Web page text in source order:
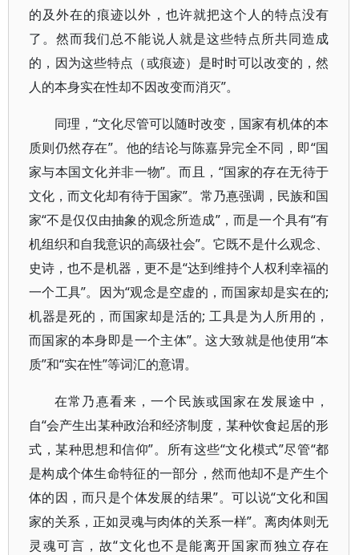
的及外在的痕迹以外，也许就把这个人的特点没有
了。然而我们总不能说人就是这些特点所共同造成
的，因为这些特点（或痕迹）是时时可以改变的，然
人的本身实在性却不因改变而消灭”。
同理，“文化尽管可以随时改变，国家有机体的本
质则仍然存在”。他的结论与陈嘉异完全不同，即“国
家与本国文化并非一物”。而且，“国家的存在无待于
文化，而文化却有待于国家”。常乃惪强调，民族和国
家“不是仅仅由抽象的观念所造成”，而是一个具有“有
机组织和自我意识的高级社会”。它既不是什么观念、
史诗，也不是机器，更不是“达到维持个人权利幸福的
一个工具”。因为“观念是空虚的，而国家却是实在的;
机器是死的，而国家却是活的; 工具是为人所用的，
而国家的本身即是一个主体”。这大致就是他使用“本
质”和“实在性”等词汇的意谓。
在常乃惪看来，一个民族或国家在发展途中，
自“会产生出某种政治和经济制度，某种饮食起居的形
式，某种思想和信仰”。所有这些“文化模式”尽管“都
是构成个体生命特征的一部分，然而他却不是产生个
体的因，而只是个体发展的结果”。可以说“文化和国
家的关系，正如灵魂与肉体的关系一样”。离肉体则无
灵魂可言，故“文化也不是能离开国家而独立存在